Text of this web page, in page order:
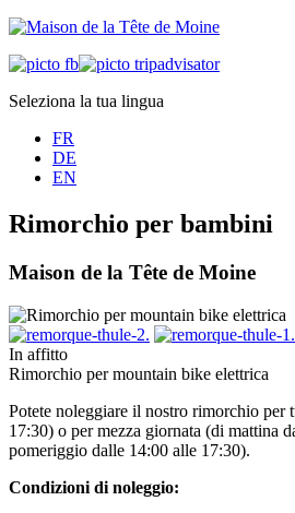
Seleziona la tua lingua
FR
DE
EN
Rimorchio per bambini
Maison de la Tête de Moine
In affitto
Rimorchio per mountain bike elettrica
Potete noleggiare il nostro rimorchio per
17:30) o per mezza giornata (di mattina
pomeriggio dalle 14:00 alle 17:30).
Condizioni di noleggio: